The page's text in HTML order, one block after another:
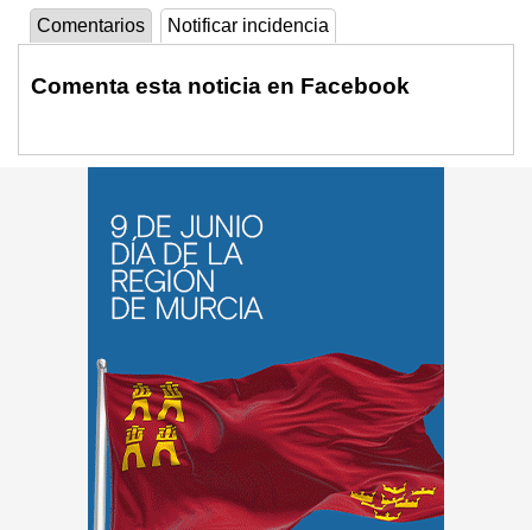
Comentarios Notificar incidencia
Comenta esta noticia en Facebook